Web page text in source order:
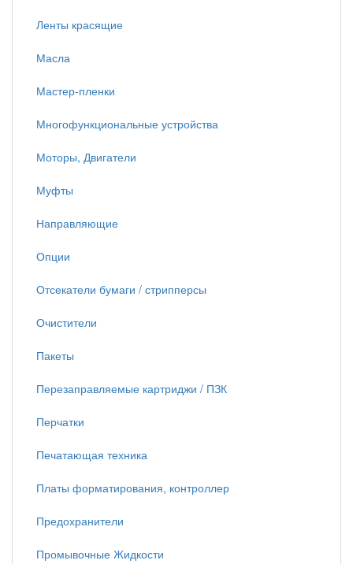
Ленты красящие
Масла
Мастер-пленки
Многофункциональные устройства
Моторы, Двигатели
Муфты
Направляющие
Опции
Отсекатели бумаги / стрипперсы
Очистители
Пакеты
Перезаправляемые картриджи / ПЗК
Перчатки
Печатающая техника
Платы форматирования, контроллер
Предохранители
Промывочные Жидкости